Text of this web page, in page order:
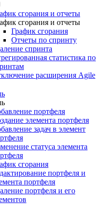
сгорания и отчеты
сгорания и отчеты
График сгорания
Отчеты по спринту
спринта
статистика по
расширения Agile
портфеля
элемента портфеля
задач в элемент
статуса элемента
сгорания
портфеля и
портфеля
портфеля и его